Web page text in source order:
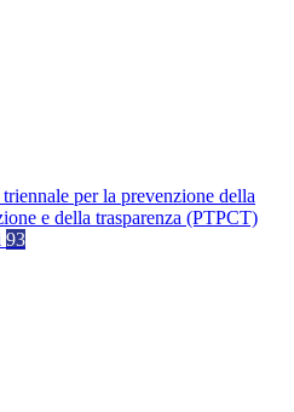
per la prevenzione della
e della trasparenza (PTPCT)
93